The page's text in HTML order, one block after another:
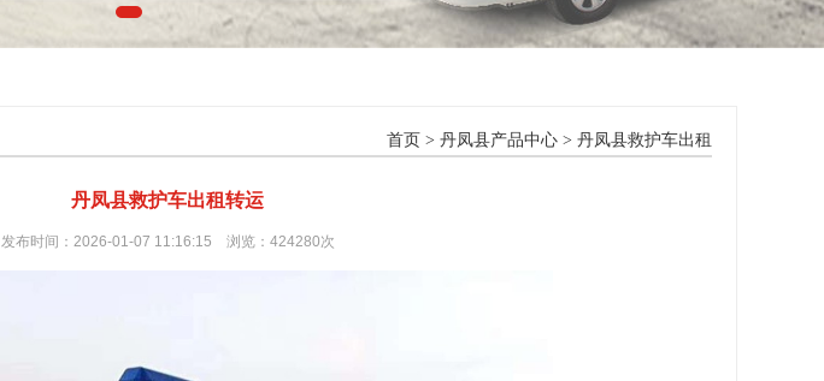
首页 > 丹凤县产品中心 > 丹凤县救护车出租
丹凤县救护车出租转运
发布时间：2026-01-07 11:16:15 浏览：424280次